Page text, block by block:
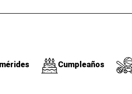
Cumpleaños